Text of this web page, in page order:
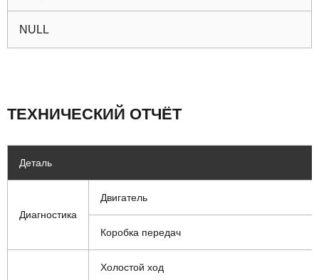
NULL
ТЕХНИЧЕСКИЙ ОТЧЁТ
Деталь
Диагностика
Двигатель
Коробка передач
Холостой ход